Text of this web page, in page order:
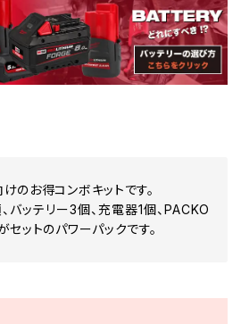
のお得コンボキットです。
バッテリー3個、充電器1個、PACKO
ットのパワーパックです。